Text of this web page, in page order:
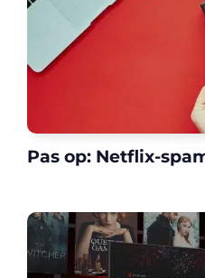
Pas op: Netflix-